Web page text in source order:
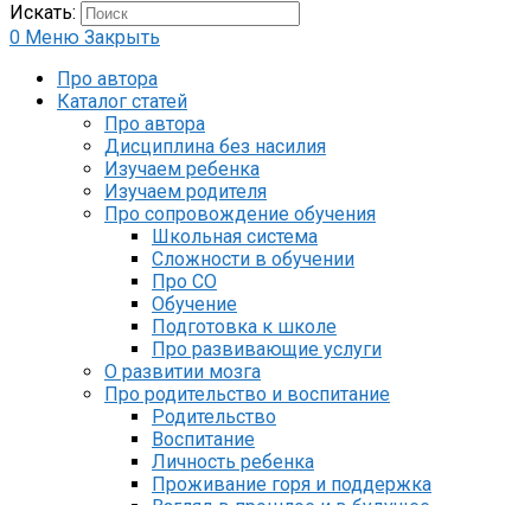
Искать:
0 Меню Закрыть
Про автора
Каталог статей
Про автора
Дисциплина без насилия
Изучаем ребенка
Изучаем родителя
Про сопровождение обучения
Школьная система
Сложности в обучении
Про СО
Обучение
Подготовка к школе
Про развивающие услуги
О развитии мозга
Про родительство и воспитание
Родительство
Воспитание
Личность ребенка
Проживание горя и поддержка